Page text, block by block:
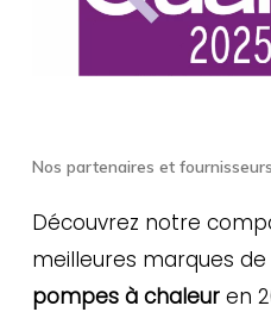
Nos partenaires et fournisseurs
Découvrez notre
meilleures marques
pompes à chaleur en